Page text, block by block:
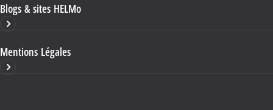
Blogs & sites HELMo
Mentions Légales